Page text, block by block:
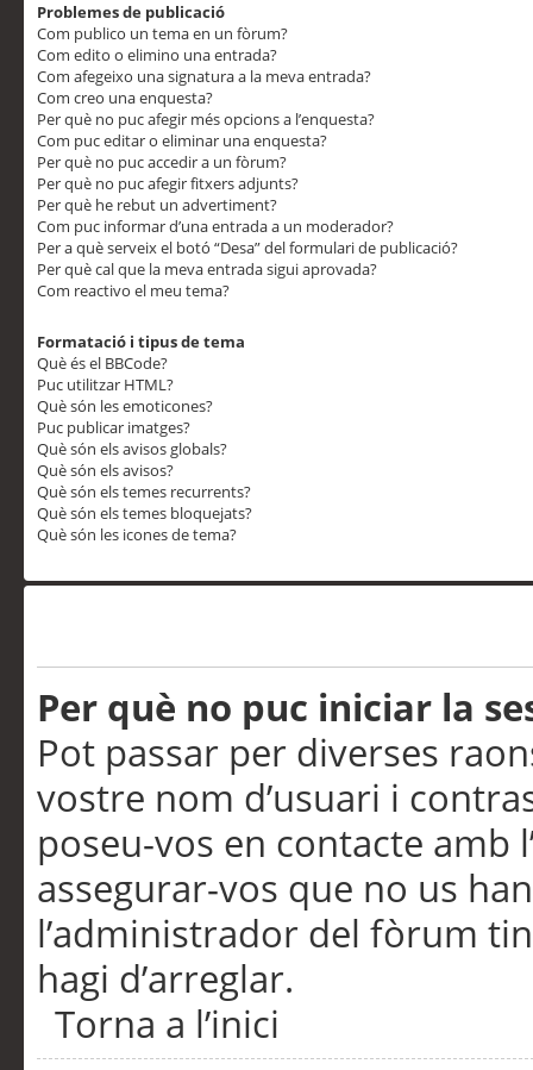
Problemes de publicació
Com publico un tema en un fòrum?
Com edito o elimino una entrada?
Com afegeixo una signatura a la meva entrada?
Com creo una enquesta?
Per què no puc afegir més opcions a l’enquesta?
Com puc editar o eliminar una enquesta?
Per què no puc accedir a un fòrum?
Per què no puc afegir fitxers adjunts?
Per què he rebut un advertiment?
Com puc informar d’una entrada a un moderador?
Per a què serveix el botó “Desa” del formulari de publicació?
Per què cal que la meva entrada sigui aprovada?
Com reactivo el meu tema?
Formatació i tipus de tema
Què és el BBCode?
Puc utilitzar HTML?
Què són les emoticones?
Puc publicar imatges?
Què són els avisos globals?
Què són els avisos?
Què són els temes recurrents?
Què són els temes bloquejats?
Què són les icones de tema?
Per què no puc iniciar la
Pot passar per diverses
vostre nom d’usuari i
poseu-vos en contacte
assegurar-vos que no us
l’administrador del fòrum
hagi d’arreglar.
Torna a l’inici